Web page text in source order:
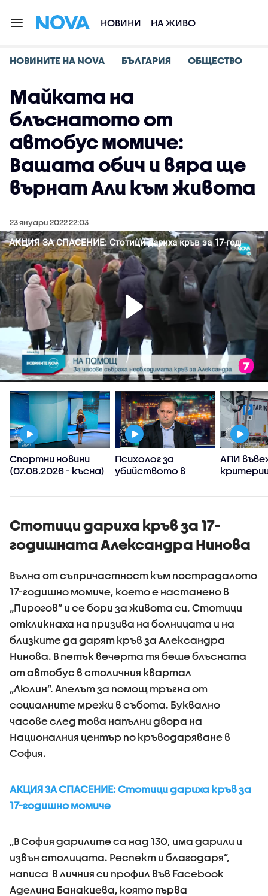
НОВИНИ НА ЖИВО
НОВИНИТЕ НА NOVA БЪЛГАРИЯ ОБЩЕСТВО
Майката на
блъснатото от
автобус момиче:
Вашата обич и вяра ще
върнат Али към живота
23 януари 2022 22:03
Спортни новини
(07.08.2026 - късна)
Психолог за
убийството в
Възрастните
примерите за
агресивно
поведение
АПИ
Стотици дариха кръв за 17-
годишната Александра Нинова
Вълна от съпричастност към пострадалото
17-годишно момиче, което е настанено в
„Пирогов” и се бори за живота си. Стотици
откликнаха на призива на болницата и на
близките да дарят кръв за Александра
Нинова. В петък вечерта тя беше блъсната
от автобус в столичния квартал
„Люлин”. Апелът за помощ тръгна от
социалните мрежи в събота. Буквално
часове след това напълни двора на
Националния център по кръводаряване в
София.
АКЦИЯ ЗА СПАСЕНИЕ: Стотици дариха кръв за
17-годишно момиче
„В София дарилите са над 130, има дарили и
извън столицата. Респект и благодаря”,
написа в личния си профил във Facebook
Аделина Банакиева, която първа